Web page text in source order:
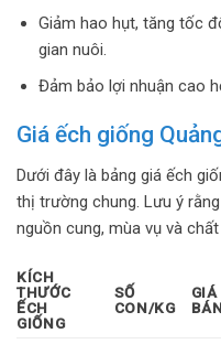
Giảm hao hụt, tăng tốc
gian nuôi.
Đảm bảo lợi nhuận cao
Giá ếch giống
Dưới đây là bảng giá ếch
thị trường chung. Lưu ý
nguồn cung, mùa vụ và
KÍCH
THƯỚC
ẾCH
GIỐNG
SỐ
CON/KG
GIÁ